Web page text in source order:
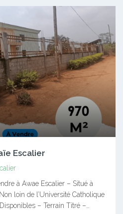
Escalier
à Awae Escalier – Situé à
loin de l’Université Catholique
– Terrain Titré –…